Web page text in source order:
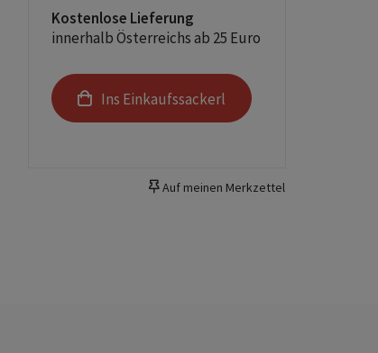
Kostenlose Lieferung
innerhalb Österreichs ab 25 Euro
Ins Einkaufssackerl
Auf meinen Merkzettel